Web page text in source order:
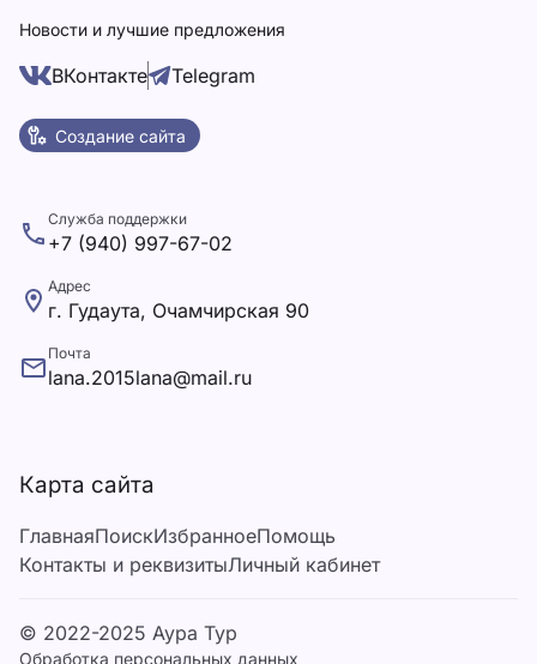
Новости и лучшие предложения
ВКонтакте Telegram
Создание сайта
Карта сайта
ГлавнаяПоискИзбранноеПомощь
Контакты и реквизитыЛичный кабинет
Служба поддержки
+7 (940) 997-67-02
Адрес
г. Гудаута, Очамчирская 90
Почта
lana.2015lana@mail.ru
© 2022-2025 Аура Тур
Обработка персональных данных